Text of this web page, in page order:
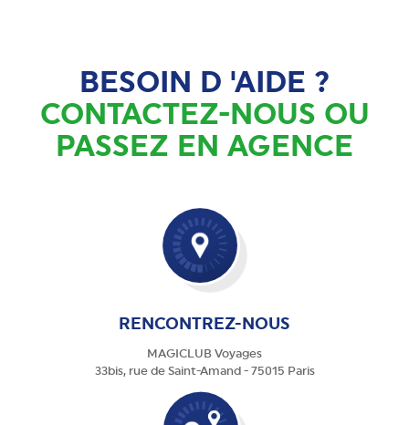
BESOIN D 'AIDE ?
CONTACTEZ-NOUS OU
PASSEZ EN AGENCE
RENCONTREZ-NOUS
MAGICLUB Voyages
33bis, rue de Saint-Amand - 75015 Paris